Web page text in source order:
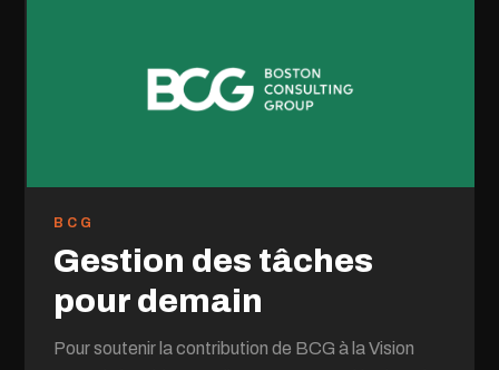
BCG
Gestion des tâches
pour demain
Pour soutenir la contribution de BCG à la Vision